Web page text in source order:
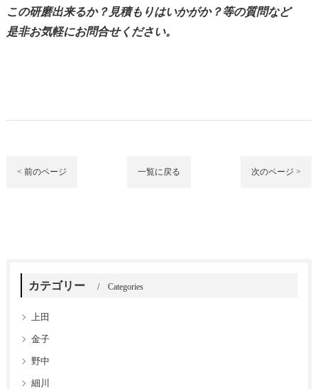
この研磨出来るか？見積もりはいかがか？等の質問など
是非お気軽にお問合せください。
< 前のページ 一覧に戻る 次のページ >
カテゴリー Categories
上田
金子
野中
細川